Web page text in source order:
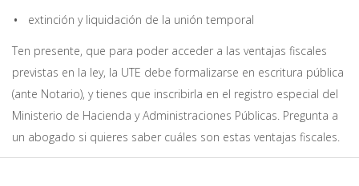
extinción y liquidación de la unión temporal
Ten presente, que para poder acceder a las ventajas fiscales
previstas en la ley, la UTE debe formalizarse en escritura pública
(ante Notario), y tienes que inscribirla en el registro especial del
Ministerio de Hacienda y Administraciones Públicas. Pregunta a
un abogado si quieres saber cuáles son estas ventajas fiscales.